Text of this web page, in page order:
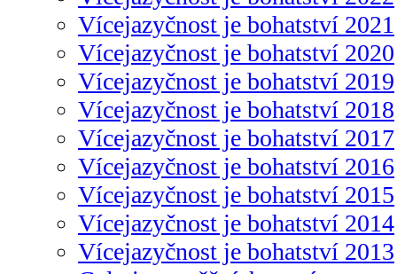
Vícejazyčnost je bohatství 2021
Vícejazyčnost je bohatství 2020
Vícejazyčnost je bohatství 2019
Vícejazyčnost je bohatství 2018
Vícejazyčnost je bohatství 2017
Vícejazyčnost je bohatství 2016
Vícejazyčnost je bohatství 2015
Vícejazyčnost je bohatství 2014
Vícejazyčnost je bohatství 2013